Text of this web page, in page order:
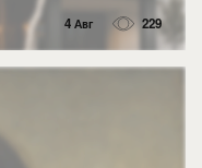
4 Авг 229